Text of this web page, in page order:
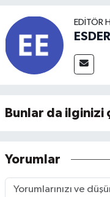
EDITÖR
Bunlar da ilginizi
Yorumlar